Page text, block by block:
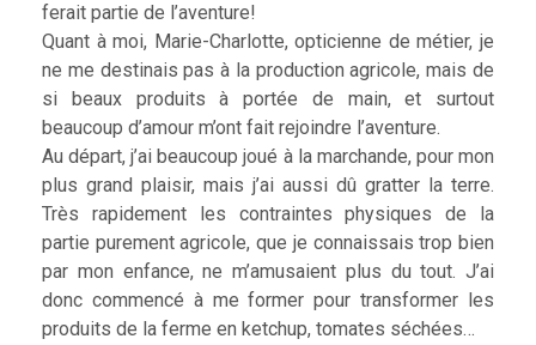
ferait partie de l’aventure!
Quant à moi, Marie-Charlotte, opticienne de métier, je
ne me destinais pas à la production agricole, mais de
si beaux produits à portée de main, et surtout
beaucoup d’amour m’ont fait rejoindre l’aventure.
Au départ, j’ai beaucoup joué à la marchande, pour mon
plus grand plaisir, mais j’ai aussi dû gratter la terre.
Très rapidement les contraintes physiques de la
partie purement agricole, que je connaissais trop bien
par mon enfance, ne m’amusaient plus du tout. J’ai
donc commencé à me former pour transformer les
produits de la ferme en ketchup, tomates séchées…